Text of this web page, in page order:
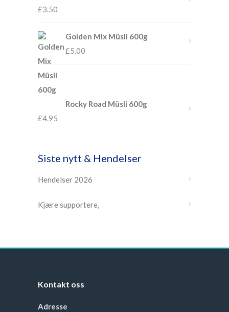
£3.50
Golden Mix Müsli 600g
£5.00
Rocky Road Müsli 600g
£4.95
Siste nytt & Hendelser
Hendelser 2026
Kjære supportere,
Kontakt oss
Adresse